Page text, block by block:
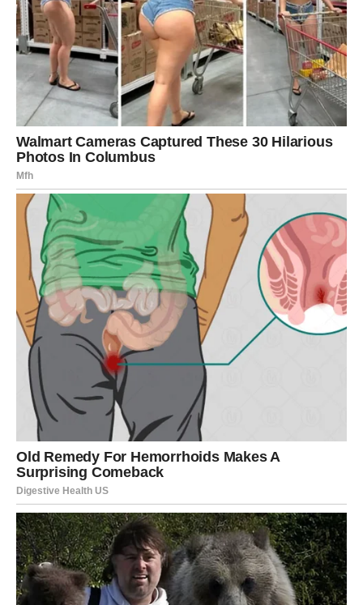
nove ciljeve.
ZAŠTO ĆE OVAJ JUN BITI
NAJLJEPŠI MJESEC?
Zato što vam donosi sve ono što vam je nedostajalo.
Lijepe vijesti.
Nove prilike.
Više novca.
Više ljubavi.
Više slobode.
I osjećaj da se život konačno kreće tempom koji vam
odgovara.
Strijelčevi, pred vama su sedmice tokom kojih ćete imati
mnogo razloga da slavite male i velike pobjede.
A kada se jun bude približavao kraju, mogli biste shvatiti
da je upravo ovaj mjesec bio početak jednog od
najsretnijih i najuzbudljivijih poglavlja vašeg života.